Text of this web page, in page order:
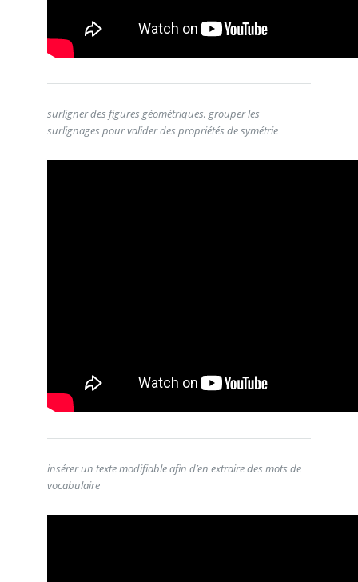
surligner des figures géométriques, grouper les
surlignages pour valider des propriétés de symétrie
insérer un texte modifiable afin d’en extraire des mots de
vocabulaire